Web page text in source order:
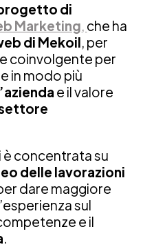
di
Marketing, che ha
di Mekoil, per
coinvolgente per
in modo più
e il valore
è concentrata su
delle lavorazioni
dare maggiore
sul
e il
.